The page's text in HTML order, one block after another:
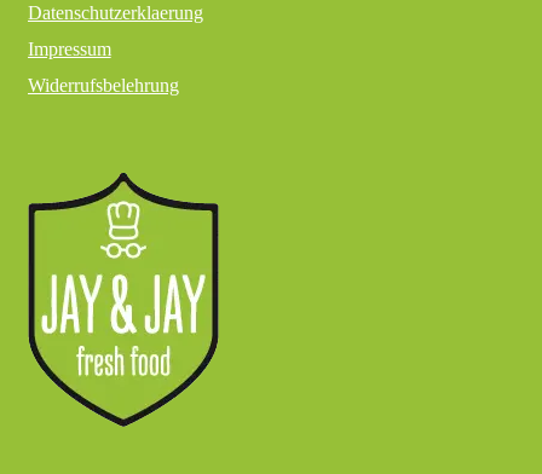
Datenschutzerklaerung
Impressum
Widerrufsbelehrung